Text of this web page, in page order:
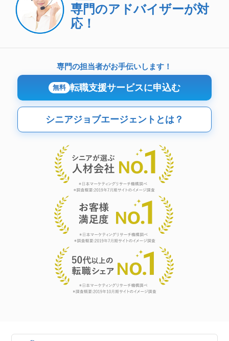
専門のアドバイザーが対
応！
専門の担当者がお手伝いします！
無料 転職支援サービスに申込む
シニアジョブエージェントとは？